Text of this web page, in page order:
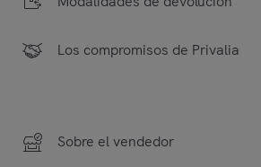
Los compromisos de Privalia
Sobre el vendedor